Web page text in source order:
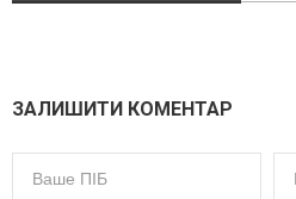
ЗАЛИШИТИ КОМЕНТАР